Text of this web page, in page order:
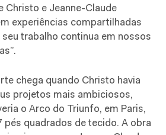
Christo e Jeanne-Claude
experiências compartilhadas
trabalho continua em nossos
chega quando Christo havia
projetos mais ambiciosos,
o Arco do Triunfo, em Paris,
pés quadrados de tecido. A obra